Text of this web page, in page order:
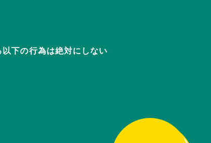
以下の行為は絶対にしない